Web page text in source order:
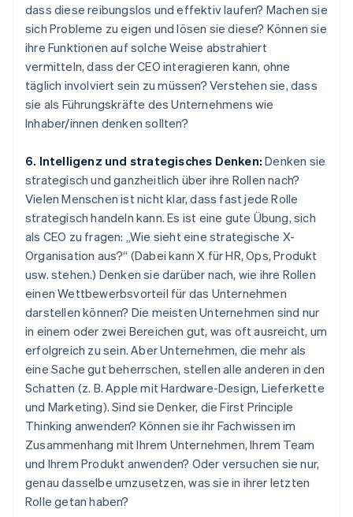
dass diese reibungslos und effektiv laufen? Machen sie
sich Probleme zu eigen und lösen sie diese? Können sie
ihre Funktionen auf solche Weise abstrahiert
vermitteln, dass der CEO interagieren kann, ohne
täglich involviert sein zu müssen? Verstehen sie, dass
sie als Führungskräfte des Unternehmens wie
Inhaber/innen denken sollten?
6. Intelligenz und strategisches Denken: Denken sie
strategisch und ganzheitlich über ihre Rollen nach?
Vielen Menschen ist nicht klar, dass fast jede Rolle
strategisch handeln kann. Es ist eine gute Übung, sich
als CEO zu fragen: „Wie sieht eine strategische X-
Organisation aus?“ (Dabei kann X für HR, Ops, Produkt
usw. stehen.) Denken sie darüber nach, wie ihre Rollen
einen Wettbewerbsvorteil für das Unternehmen
darstellen können? Die meisten Unternehmen sind nur
in einem oder zwei Bereichen gut, was oft ausreicht, um
erfolgreich zu sein. Aber Unternehmen, die mehr als
eine Sache gut beherrschen, stellen alle anderen in den
Schatten (z. B. Apple mit Hardware-Design, Lieferkette
und Marketing). Sind sie Denker, die First Principle
Thinking anwenden? Können sie ihr Fachwissen im
Zusammenhang mit Ihrem Unternehmen, Ihrem Team
und Ihrem Produkt anwenden? Oder versuchen sie nur,
genau dasselbe umzusetzen, was sie in ihrer letzten
Rolle getan haben?